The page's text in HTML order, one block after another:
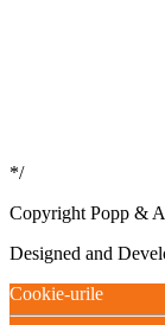
*/
Copyright Popp &
Designed and
Cookie-urile